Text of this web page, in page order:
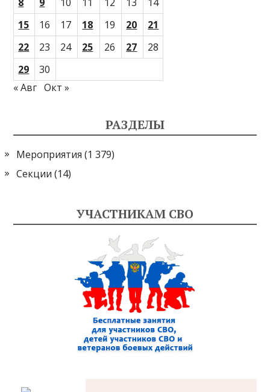
15
16 17 18 19 20
21
22
23 24 25 26 27
28
29
30
« Авг Окт »
РАЗДЕЛЫ
Мероприятия (1 379)
Секции (14)
УЧАСТНИКАМ СВО